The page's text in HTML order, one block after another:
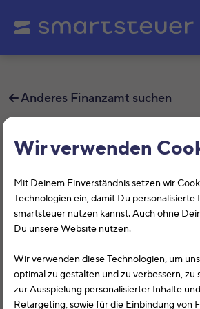
Wir verwenden
Mit Deinem Einverständnis setzen wir
Technologien ein, damit Du personalisierte
smartsteuer nutzen kannst. Auch ohne
Du unsere Website nutzen.
Wir verwenden diese Technologien, um
optimal zu gestalten und zu verbessern, zu
zur Ausspielung personalisierter Inhalte
Retargeting, sowie für die Einbindung von
Anderes Finanzamt suchen
Finanzamt
Auf dieser Seite findest
Informationen zum
87719, Mindelheim mit der
Finanzamtsnummer 9140.